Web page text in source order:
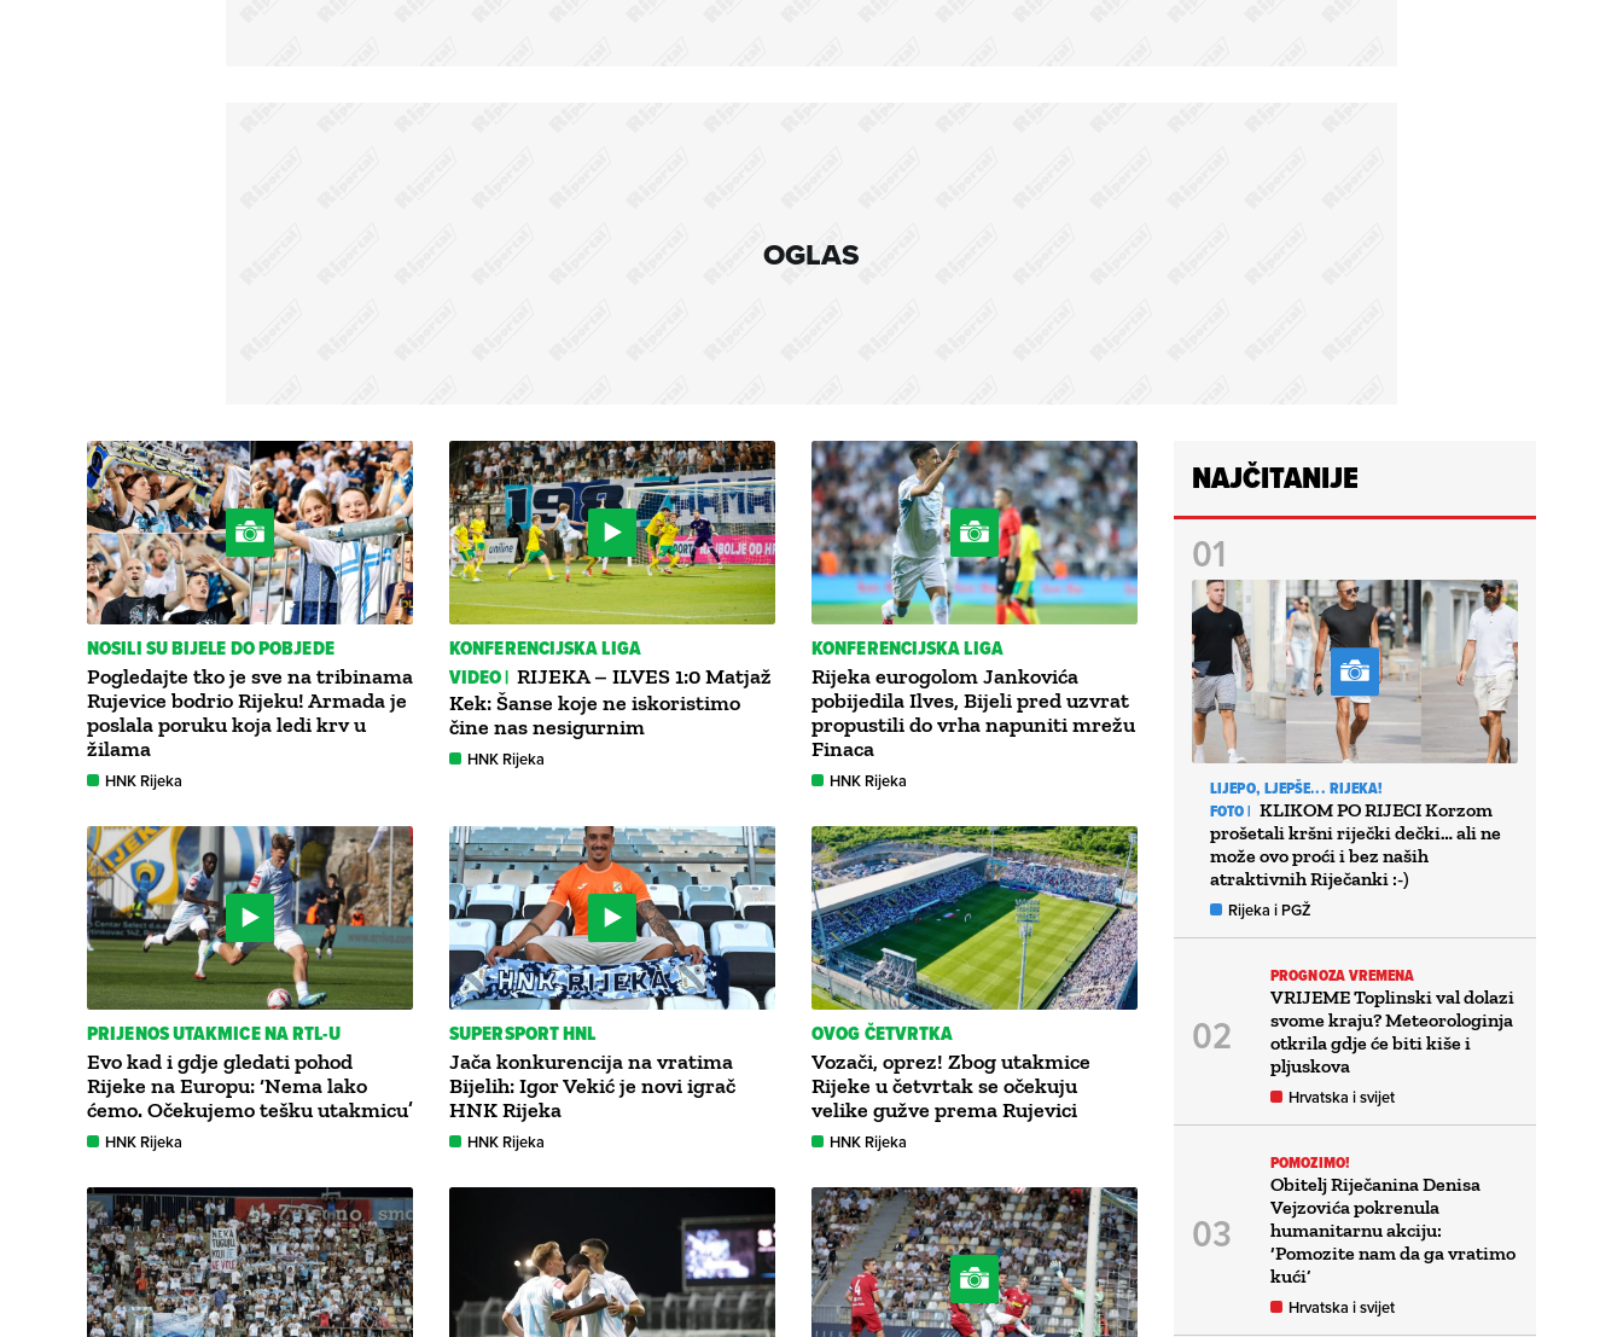
OGLAS
NOSILI SU BIJELE DO POBJEDE
Pogledajte tko je sve na tribinama
Rujevice bodrio Rijeku! Armada je
poslala poruku koja ledi krv u
žilama
HNK Rijeka
KONFERENCIJSKA LIGA
VIDEO | RIJEKA – ILVES 1:0 Matjaž
Kek: Šanse koje ne iskoristimo
čine nas nesigurnim
HNK Rijeka
KONFERENCIJSKA LIGA
Rijeka eurogolom Jankovića
pobijedila Ilves, Bijeli pred uzvrat
propustili do vrha napuniti mrežu
Finaca
HNK Rijeka
PRIJENOS UTAKMICE NA RTL-U
Evo kad i gdje gledati pohod
Rijeke na Europu: ‘Nema lako
ćemo. Očekujemo tešku utakmicu’
HNK Rijeka
SUPERSPORT HNL
Jača konkurencija na vratima
Bijelih: Igor Vekić je novi igrač
HNK Rijeka
HNK Rijeka
OVOG ČETVRTKA
Vozači, oprez! Zbog utakmice
Rijeke u četvrtak se očekuju
velike gužve prema Rujevici
HNK Rijeka
NAJČITANIJE
LIJEPO, LJEPŠE... RIJEKA!
FOTO | KLIKOM PO RIJECI Korzom
prošetali kršni riječki dečki… ali ne
može ovo proći i bez naših
atraktivnih Riječanki :-)
Rijeka i PGŽ
PROGNOZA VREMENA
VRIJEME Toplinski val dolazi
svome kraju? Meteorologinja
otkrila gdje će biti kiše i
pljuskova
Hrvatska i svijet
POMOZIMO!
Obitelj Riječanina Denisa
Vejzovića pokrenula
humanitarnu akciju:
‘Pomozite nam da ga vratimo
kući’
Hrvatska i svijet